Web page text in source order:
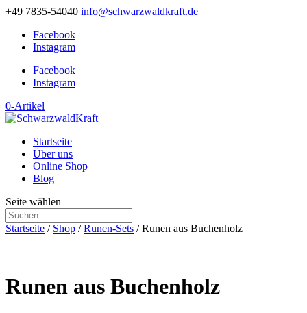
+49 7835-54040 info@schwarzwaldkraft.de
Facebook
Instagram
Facebook
Instagram
0-Artikel
Startseite
Über uns
Online Shop
Blog
Seite wählen
Startseite / Shop /Runen-Sets / Runen aus Buchenholz
Runen aus Buchenholz